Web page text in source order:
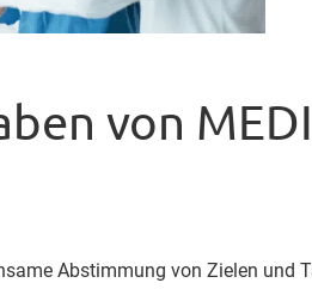
von
Abstimmung von Zielen und